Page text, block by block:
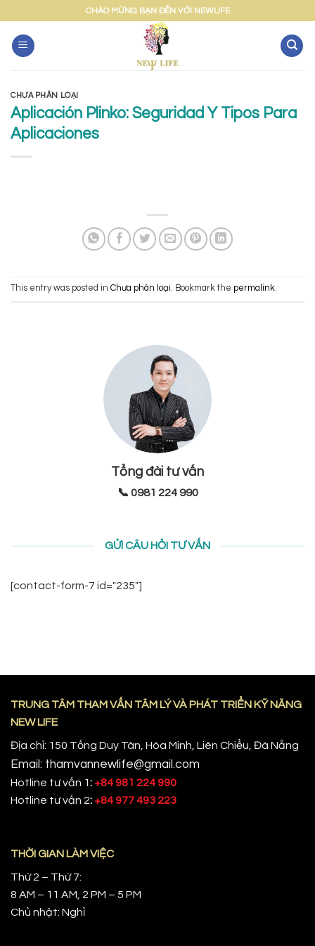
content
CHÀO MỪNG BẠN ĐẾN VỚI NEWLIFE
CHƯA PHÂN LOẠI
Aplicación Plinko: Seguridad Y Tipos Para
Aplicaciones
This entry was posted in Chưa phân loại. Bookmark the permalink.
Tổng đài tư vấn
📞 0981 224 990
GỬI CÂU HỎI TƯ VẤN
[contact-form-7 id="235"]
TRUNG TÂM THAM VẤN TÂM LÝ VÀ PHÁT TRIỂN KỸ NĂNG
NEW LIFE
Địa chỉ: 150 Tống Duy Tân, Hòa Minh, Liên Chiểu, Đà Nẵng
Email: thamvannewlife@gmail.com
Hotline tư vấn 1: +84 981 224 990
Hotline tư vấn 2: +84 977 493 223
THỜI GIAN LÀM VIỆC
Thứ 2 – Thứ 7:
8 AM – 11 AM, 2 PM – 5 PM
Chủ nhật: Nghỉ